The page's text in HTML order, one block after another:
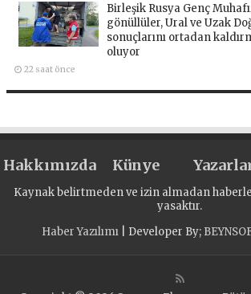
Birleşik Rusya Genç
gönüllüler, Ural ve Uzak
sonuçlarını ortadan
oluyor
22 saat önce
Hakkımızda Künye
Kaynak belirtmeden ve izin almadan
yasaktır.
Haber Yazılımı| Developer By;